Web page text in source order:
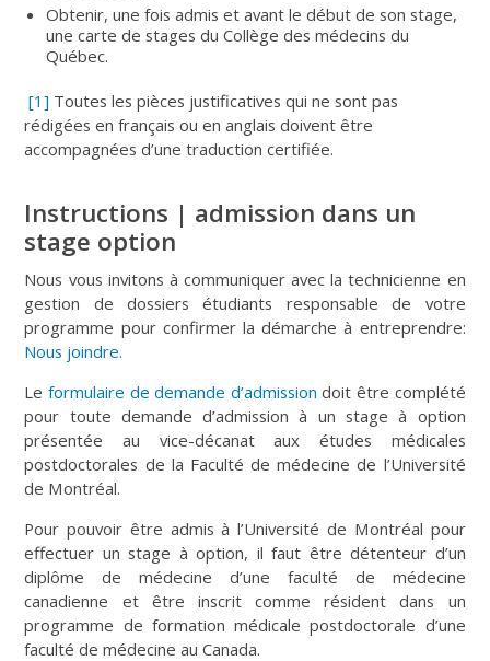
Obtenir, une fois admis et avant le début de son stage,
une carte de stages du Collège des médecins du
Québec.
[1] Toutes les pièces justificatives qui ne sont pas
rédigées en français ou en anglais doivent être
accompagnées d’une traduction certifiée.
Instructions | admission dans un
stage option
Nous vous invitons à communiquer avec la technicienne en
gestion de dossiers étudiants responsable de votre
programme pour confirmer la démarche à entreprendre:
Nous joindre.
Le formulaire de demande d’admission doit être complété
pour toute demande d’admission à un stage à option
présentée au vice-décanat aux études médicales
postdoctorales de la Faculté de médecine de l’Université
de Montréal.
Pour pouvoir être admis à l’Université de Montréal pour
effectuer un stage à option, il faut être détenteur d’un
diplôme de médecine d’une faculté de médecine
canadienne et être inscrit comme résident dans un
programme de formation médicale postdoctorale d’une
faculté de médecine au Canada.